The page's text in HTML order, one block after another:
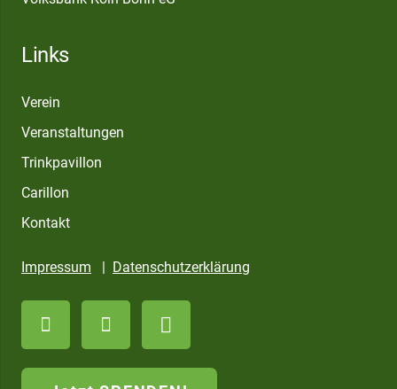
Links
Verein
Veranstaltungen
Trinkpavillon
Carillon
Kontakt
Impressum | Datenschutzerklärung